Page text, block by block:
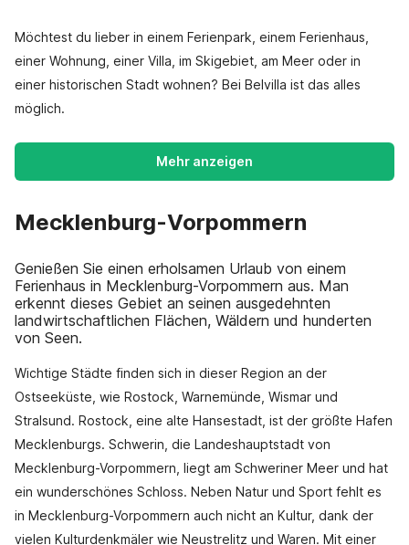
Möchtest du lieber in einem Ferienpark, einem Ferienhaus,
einer Wohnung, einer Villa, im Skigebiet, am Meer oder in
einer historischen Stadt wohnen? Bei Belvilla ist das alles
möglich.
Mehr anzeigen
Mecklenburg-Vorpommern
Genießen Sie einen erholsamen Urlaub von einem
Ferienhaus in Mecklenburg-Vorpommern aus. Man
erkennt dieses Gebiet an seinen ausgedehnten
landwirtschaftlichen Flächen, Wäldern und hunderten
von Seen.
Wichtige Städte finden sich in dieser Region an der
Ostseeküste, wie Rostock, Warnemünde, Wismar und
Stralsund. Rostock, eine alte Hansestadt, ist der größte Hafen
Mecklenburgs. Schwerin, die Landeshauptstadt von
Mecklenburg-Vorpommern, liegt am Schweriner Meer und hat
ein wunderschönes Schloss. Neben Natur und Sport fehlt es
in Mecklenburg-Vorpommern auch nicht an Kultur, dank der
vielen Kulturdenkmäler wie Neustrelitz und Waren. Mit einer